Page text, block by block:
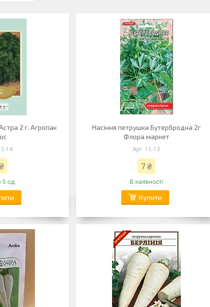
2 г. Агропак
14
5 од.
Насіння петрушка Бутербродна 2г
Флора маркет
15-13
7 ₴
В наявності
Купити